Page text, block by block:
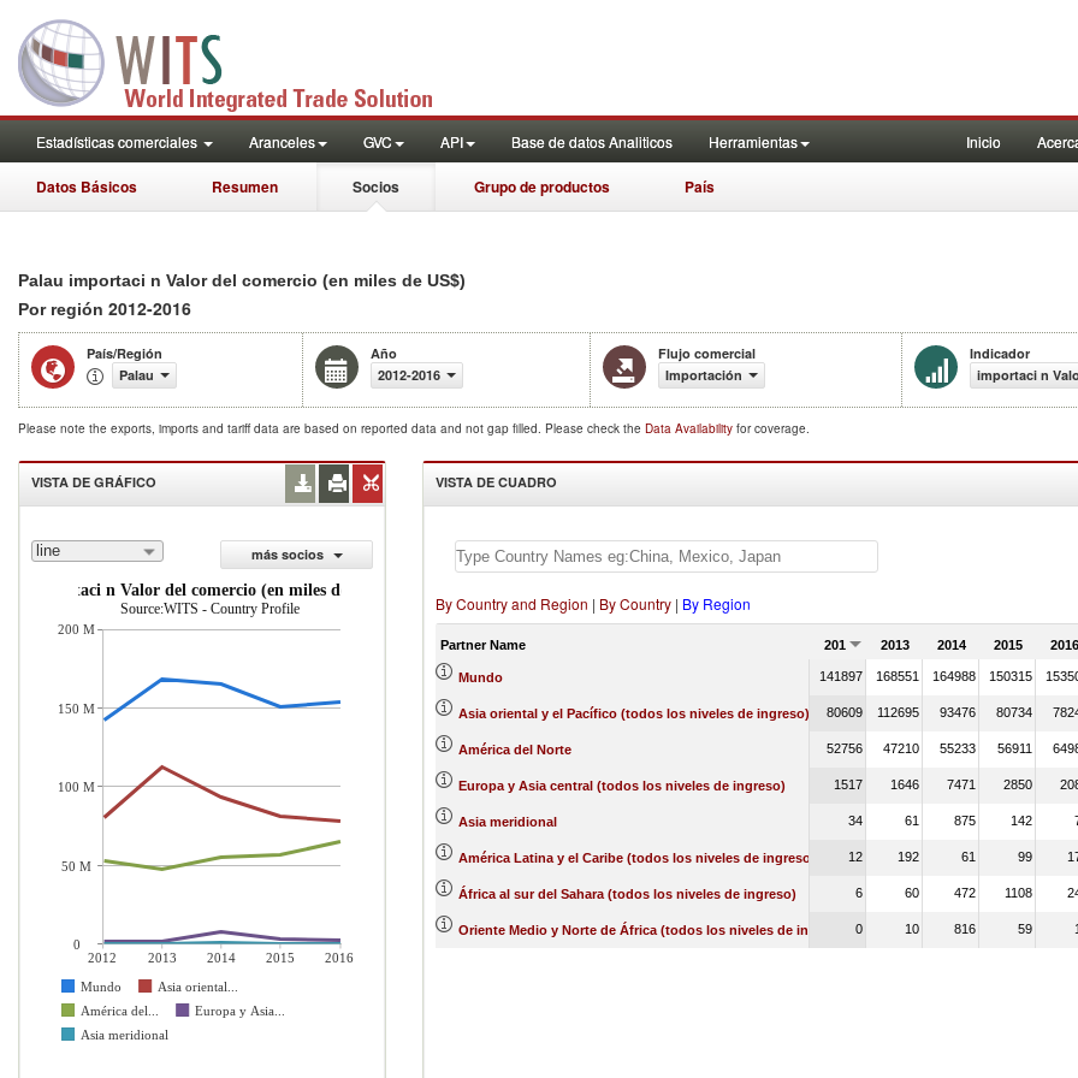
Estadísticas comerciales Aranceles GVC API Base de datos Analiticos Herramientas Inicio
Datos Básicos Resumen Socios Grupo de productos País
Palau importaci n Valor del comercio (en miles de US$)
Por región 2012-2016
País/Región
Palau
Año
2012-2016
Flujo comercial
Importación
Indicador
importaci n
Please note the exports, imports and tariff data are based on reported data and not gap filled. Please check the Data Availability for coverage.
VISTA DE GRÁFICO
line
más socios
importaci n Valor del comercio (en miles de US$)
Source:WITS - Country Profile
2012 2013 2014 2015
2016
Mundo
Asia oriental...
América del...
Europa y Asia...
Asia meridional
200 M
150 M
100 M
50 M
0
VISTA DE CUADRO
By Country and Region | By Country | By Region
Partner Name 2012 2013 2014 2015 2016
Mundo 141897 168551 164988 150315
Asia oriental y el Pacífico (todos los niveles de ingreso) 80609 112695 93476 80734
América del Norte 52756 47210 55233 56911
Europa y Asia central (todos los niveles de ingreso) 1517 1646 7471 2850
Asia meridional 34 61 875 142
América Latina y el Caribe (todos los niveles de ingreso) 12 192 61 99
África al sur del Sahara (todos los niveles de ingreso) 6 60 472 1108
Oriente Medio y Norte de África (todos los niveles de ingreso) 0 10 816 59